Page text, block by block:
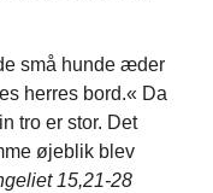
små hunde æder
herres bord.« Da
tro er stor. Det
øjeblik blev
15,21-28